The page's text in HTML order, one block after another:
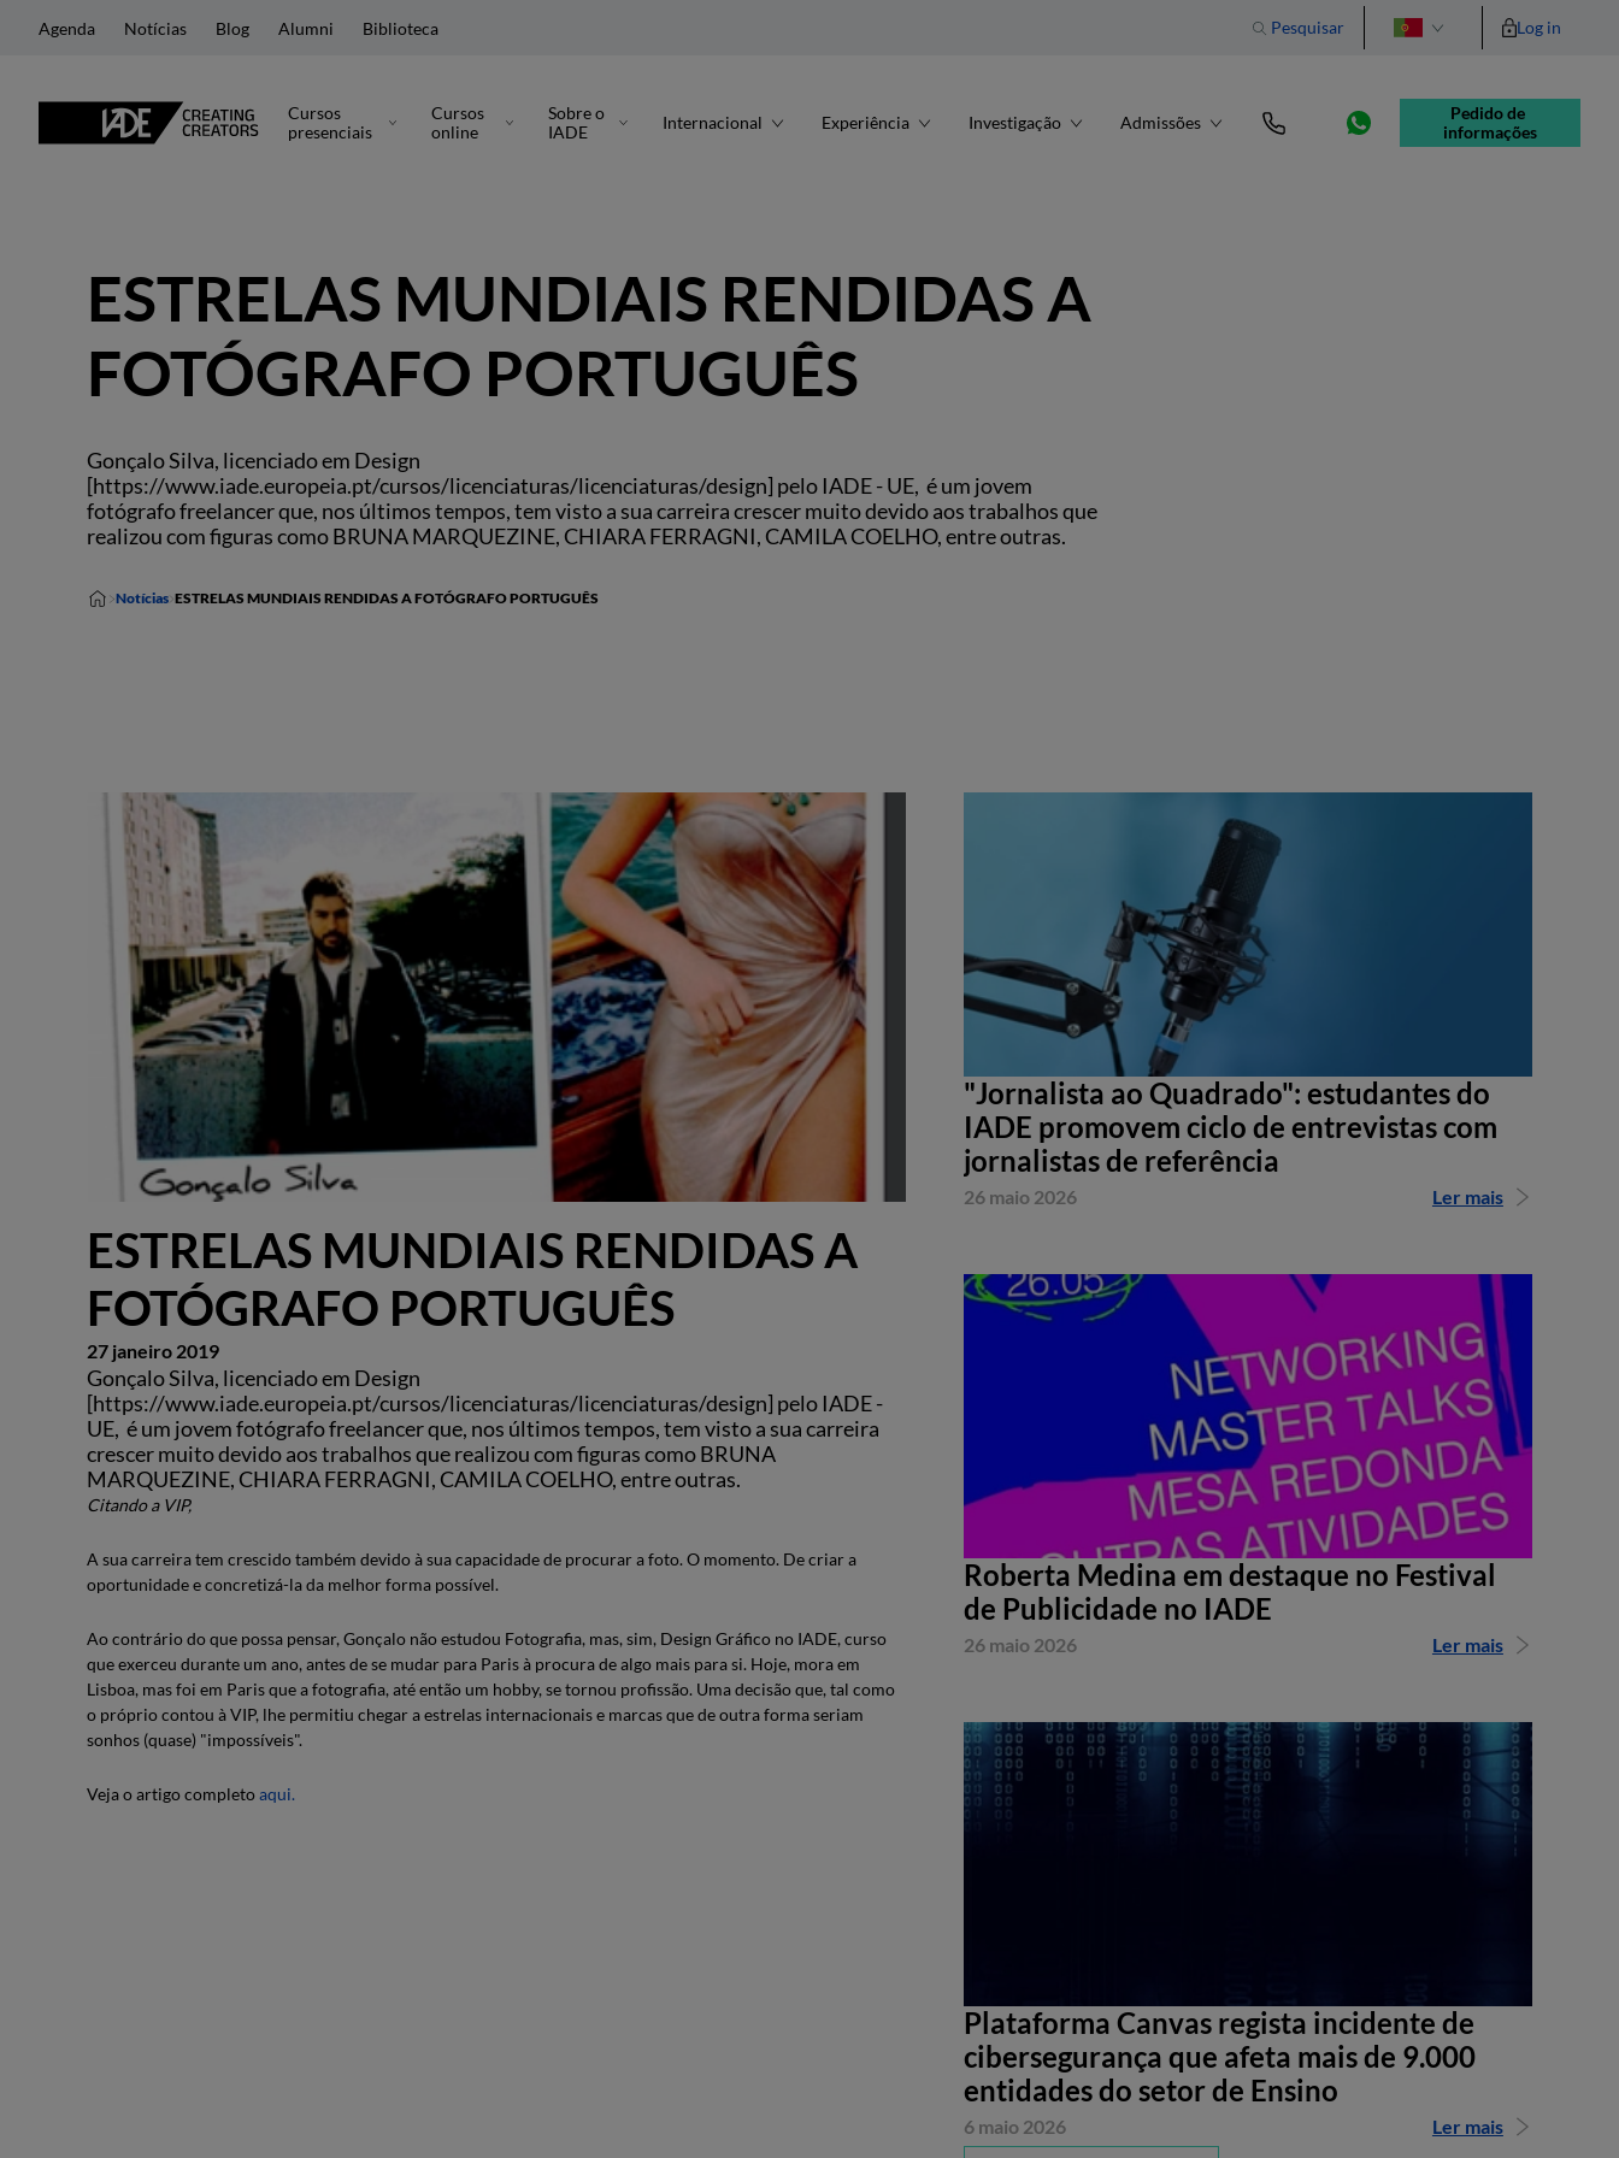
Agenda Notícias Blog Alumni Biblioteca
Pesquisar
English
Log in
Cursos
presenciais
Cursos
online
Sobre o
IADE
Internacional Experiência Investigação Admissões
Pedido de
informações
ESTRELAS MUNDIAIS RENDIDAS A
FOTÓGRAFO PORTUGUÊS
Gonçalo Silva, licenciado em Design
[https://www.iade.europeia.pt/cursos/licenciaturas/licenciaturas/design] pelo IADE - UE, é um jovem
fotógrafo freelancer que, nos últimos tempos, tem visto a sua carreira crescer muito devido aos trabalhos que
realizou com figuras como BRUNA MARQUEZINE, CHIARA FERRAGNI, CAMILA COELHO, entre outras.
Notícias ESTRELAS MUNDIAIS RENDIDAS A FOTÓGRAFO PORTUGUÊS
ESTRELAS MUNDIAIS RENDIDAS A
FOTÓGRAFO PORTUGUÊS
27 janeiro 2019
Gonçalo Silva, licenciado em Design
[https://www.iade.europeia.pt/cursos/licenciaturas/licenciaturas/design] pelo IADE -
UE, é um jovem fotógrafo freelancer que, nos últimos tempos, tem visto a sua carreira
crescer muito devido aos trabalhos que realizou com figuras como BRUNA
MARQUEZINE, CHIARA FERRAGNI, CAMILA COELHO, entre outras.
Citando a VIP,
A sua carreira tem crescido também devido à sua capacidade de procurar a foto. O momento. De criar a
oportunidade e concretizá-la da melhor forma possível.
Ao contrário do que possa pensar, Gonçalo não estudou Fotografia, mas, sim, Design Gráfico no IADE, curso
que exerceu durante um ano, antes de se mudar para Paris à procura de algo mais para si. Hoje, mora em
Lisboa, mas foi em Paris que a fotografia, até então um hobby, se tornou profissão. Uma decisão que, tal como
o próprio contou à VIP, lhe permitiu chegar a estrelas internacionais e marcas que de outra forma seriam
sonhos (quase) "impossíveis".
Veja o artigo completoaqui.
"Jornalista ao Quadrado": estudantes do
IADE promovem ciclo de entrevistas com
jornalistas de referência
26 maio 2026 Ler mais
Roberta Medina em destaque no Festival
de Publicidade no IADE
26 maio 2026 Ler mais
Plataforma Canvas regista incidente de
cibersegurança que afeta mais de 9.000
entidades do setor de Ensino
6 maio 2026 Ler mais